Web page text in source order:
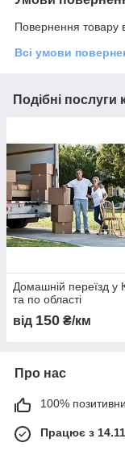
Повернення товару
Всі умови
Подібні послуги
Домашній переїзд у
та по області
від 150 ₴/км
Про нас
100%
Працює з